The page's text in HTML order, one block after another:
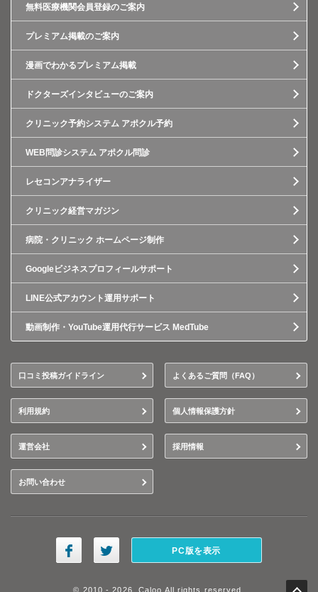
無料医療機関会員登録のご案内
プレミアム掲載のご案内
漫画でわかるプレミアム掲載
ドクターズインタビューのご案内
クリニック予約システム アポクル予約
WEB問診システム アポクル問診
レセコンアナライザー
クリニック経営マガジン
病院・クリニック ホームページ制作
Googleビジネスプロフィールサポート
LINE公式アカウント運用サポート
動画制作・YouTube運用代行サービス MedTube
口コミ投稿ガイドライン よくあるご質問（FAQ）
利用規約 個人情報保護方針
運営会社 採用情報
お問い合わせ
PC版を表示
© 2010 - 2026, Caloo All rights reserved.